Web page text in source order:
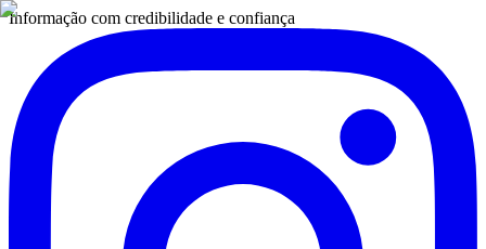
Informação com credibilidade e confiança